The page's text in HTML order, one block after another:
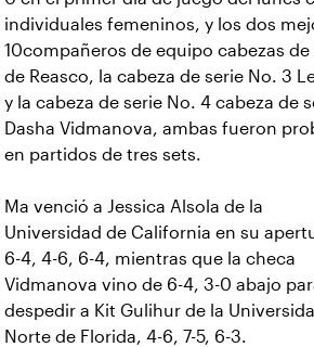
individuales femeninos, y los dos
10compañeros de equipo cabezas de
de Reasco, la cabeza de serie No. 3
y la cabeza de serie No. 4 cabeza de
Dasha Vidmanova, ambas fueron
en partidos de tres sets.
Ma venció a Jessica Alsola de la
Universidad de California en su
6-4, 4-6, 6-4, mientras que la checa
Vidmanova vino de 6-4, 3-0 abajo
despedir a Kit Gulihur de la
Norte de Florida, 4-6, 7-5, 6-3.